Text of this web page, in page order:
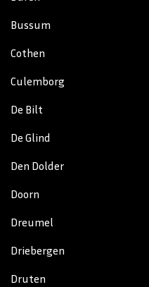
Bussum
Cothen
Culemborg
De Bilt
De Glind
Den Dolder
Doorn
Dreumel
Driebergen
Druten